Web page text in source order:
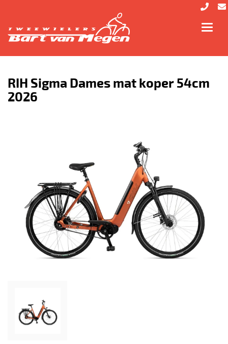
RIH Sigma Dames mat koper 54cm
2026